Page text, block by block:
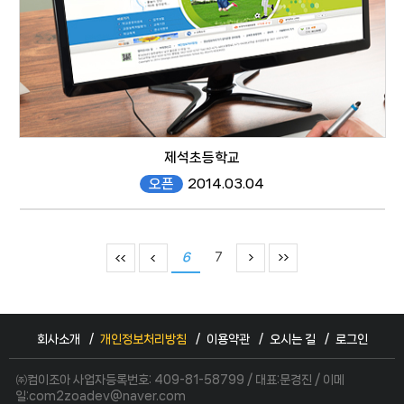
website
제석초등학교
오픈
2014.03.04
6 7
회사소개 개인정보처리방침 이용약관 오시는 길 로그인
㈜컴이조아 사업자등록번호: 409-81-58799 / 대표:문경진 / 이메
일:com2zoadev@naver.com